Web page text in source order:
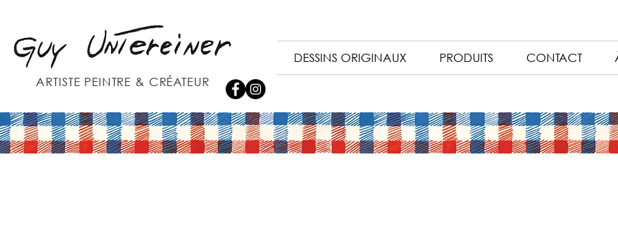
ARTISTE PEINTRE & CRÉATEUR
DESSINS ORIGINAUX PRODUITS CONTACT